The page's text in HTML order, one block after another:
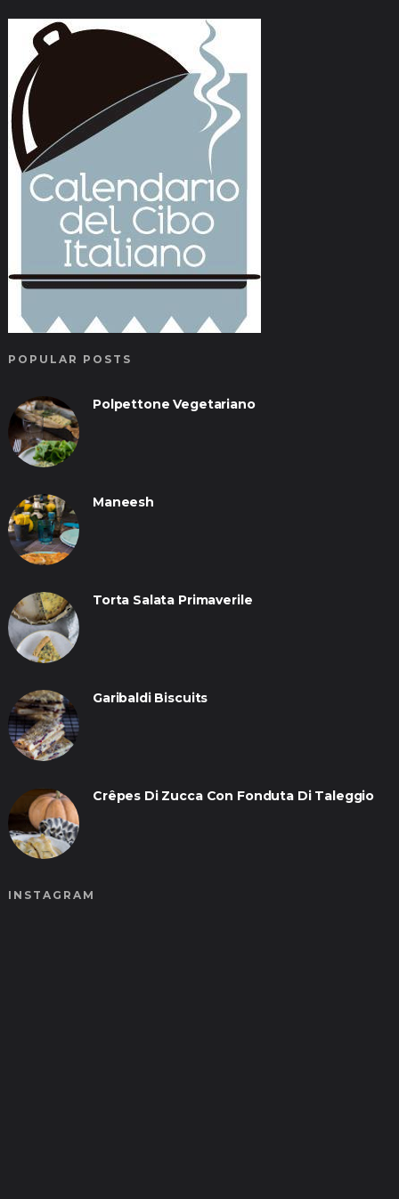
POPULAR POSTS
Polpettone Vegetariano
Maneesh
Torta Salata Primaverile
Garibaldi Biscuits
Crêpes Di Zucca Con Fonduta Di Taleggio
INSTAGRAM